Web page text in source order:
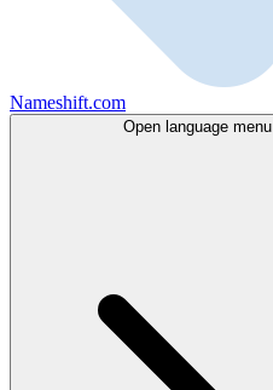
Nameshift.com
Open language menu